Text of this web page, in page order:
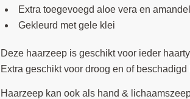
Extra toegevoegd aloe vera en
Gekleurd met gele klei
Deze haarzeep is geschikt voor ieder
Extra geschikt voor droog en of beschadigd
Haarzeep kan ook als hand &